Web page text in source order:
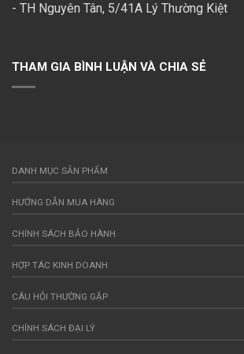
- TH Nguyên Tân, 5/41A Lý Thường Kiệt
THAM GIA BÌNH LUẬN VÀ CHIA SẺ
DANH MỤC SẢN PHẨM
HƯỚNG DẪN MUA HÀNG
CHÍNH SÁCH BẢO HÀNH
HỢP TÁC KINH DOANH
CÂU HỎI THƯỜNG GẶP
CHÍNH SÁCH ĐẠI LÝ